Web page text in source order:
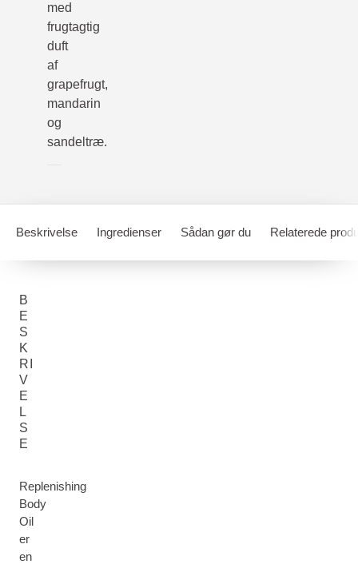
med
frugtagtig
duft
af
grapefrugt,
mandarin
og
sandeltræ.
Beskrivelse Ingredienser Sådan gør du Relaterede
B
E
S
K
RI
V
E
L
S
E
Replenishing
Body
Oil
er
en